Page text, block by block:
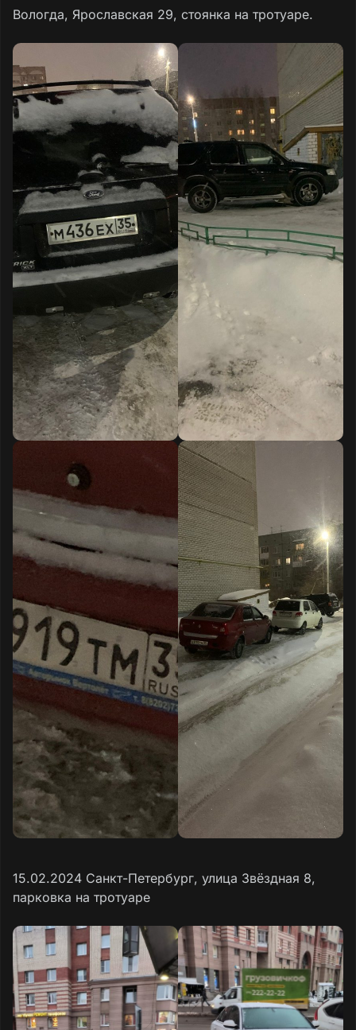
Вологда, Ярославская 29, стоянка на тротуаре.
15.02.2024 Санкт-Петербург, улица Звëздная 8,
парковка на тротуаре